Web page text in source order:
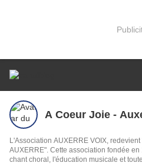
A Coeur Joie -
L'Association AUXERRE VOIX,
AUXERRE". Cette association fondée
chant choral, l'éducation musicale et